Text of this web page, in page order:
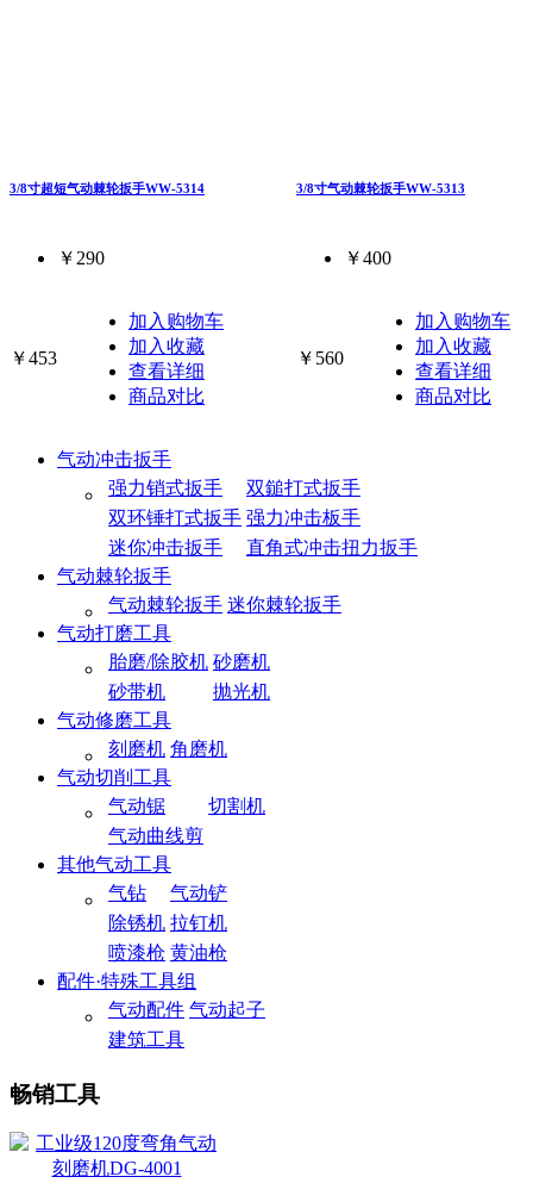
3/8寸超短气动棘轮扳手WW-5314
￥290
￥453
加入购物车
加入收藏
查看详细
商品对比
3/8寸气动棘轮扳手WW-5313
￥400
￥560
加入购物车
加入收藏
查看详细
商品对比
气动冲击扳手
强力销式扳手
双鎚打式扳手
双环锤打式扳手 强力冲击板手
迷你冲击扳手
直角式冲击扭力扳手
气动棘轮扳手
气动棘轮扳手 迷你棘轮扳手
气动打磨工具
胎磨/除胶机 砂磨机
砂带机
抛光机
气动修磨工具
刻磨机 角磨机
气动切削工具
气动锯
切割机
气动曲线剪
其他气动工具
气钻
气动铲
除锈机 拉钉机
喷漆枪 黄油枪
配件·特殊工具组
气动配件 气动起子
建筑工具
畅销工具